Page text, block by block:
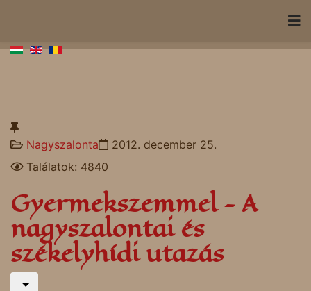
Nagyszalonta
2012. december 25.
Találatok: 4840
Gyermekszemmel - A
nagyszalontai és
székelyhídi utazás